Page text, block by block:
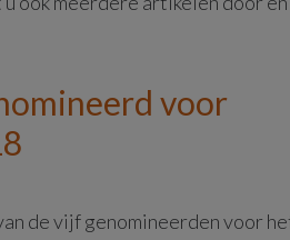
voor
de vijf genomineerden voor